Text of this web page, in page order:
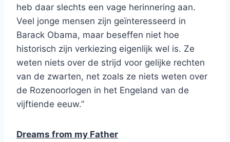
heb daar slechts een vage herinnering aan.
Veel jonge mensen zijn geïnteresseerd in
Barack Obama, maar beseffen niet hoe
historisch zijn verkiezing eigenlijk wel is. Ze
weten niets over de strijd voor gelijke rechten
van de zwarten, net zoals ze niets weten over
de Rozenoorlogen in het Engeland van de
vijftiende eeuw.”
Dreams from my Father